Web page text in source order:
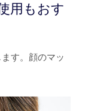
用もおす
す。顔のマッ